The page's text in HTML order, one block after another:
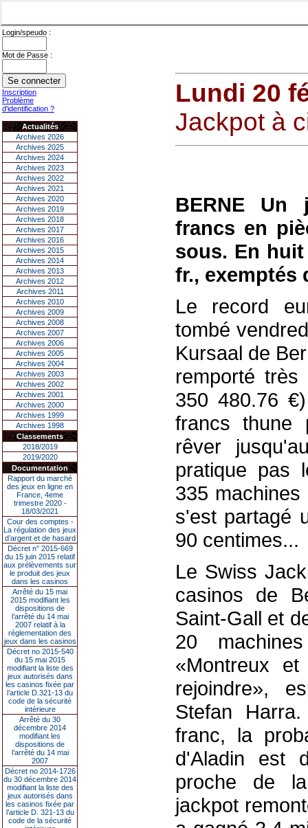
Login/speudo :
Mot de Passe :
Inscription
Problème
d'identification ?
Actualités
Archives 2026
Archives 2025
Archives 2024
Archives 2023
Archives 2022
Archives 2021
Archives 2020
Archives 2019
Archives 2018
Archives 2017
Archives 2016
Archives 2015
Archives 2014
Archives 2013
Archives 2012
Archives 2011
Archives 2010
Archives 2009
Archives 2008
Archives 2007
Archives 2006
Archives 2005
Archives 2004
Archives 2003
Archives 2002
Archives 2001
Archives 2000
Archives 1999
Archives 1998
Classements
2018/2019
2019/2020
Documentation
Rapport du marché
des jeux en ligne en
France, 4eme
trimestre 2020 -
18/03/2021
Cour des comptes -
La régulation des jeux
d’argent et de hasard
Décret n° 2015-669
du 15 juin 2015 relatif
aux prélèvements sur
le produit des jeux
dans les casinos
Arrêté du 15 mai
2015 modifiant les
dispositions de
l’arrêté du 14 mai
2007 relatif à la
réglementation des
jeux dans les casinos
Décret no 2015-540
du 15 mai 2015
modifiant la liste des
jeux autorisés dans
les casinos fixée par
l’article D.321-13 du
code de la sécurité
intérieure
Arrêté du 30
décembre 2014
modifiant les
dispositions de
l’arrêté du 14 mai
2007
Décret no 2014-1726
du 30 décembre 2014
modifiant la liste des
jeux autorisés dans
les casinos fixée par
l’article D. 321-13 du
code de la sécurité
Lundi 20
Jackpot à
BERNE Un
francs en
sous. En
fr., exemptés
Le record
tombé
Kursaal de
remporté
350 480.76
francs thune
rêver
pratique pas
335
s'est partagé
90 centimes...
Le Swiss
casinos de
Saint-Gall et
20
«Montreux
rejoindre»,
Stefan
franc, la
d'Aladin est
proche de
jackpot